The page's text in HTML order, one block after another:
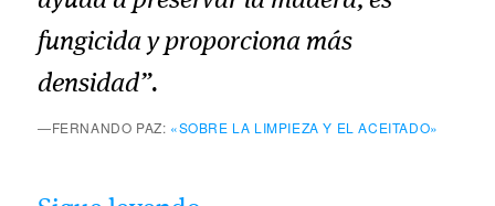
fungicida y proporciona más
densidad”.
—FERNANDO PAZ: «SOBRE LA LIMPIEZA Y EL ACEITADO»